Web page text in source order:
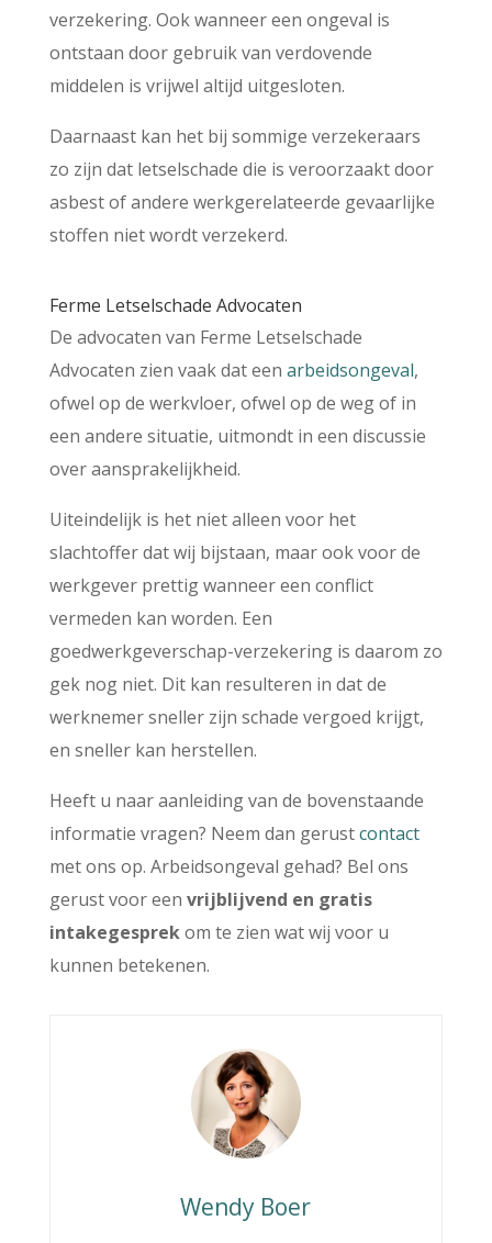
verzekering. Ook wanneer een ongeval is
ontstaan door gebruik van verdovende
middelen is vrijwel altijd uitgesloten.
Daarnaast kan het bij sommige verzekeraars
zo zijn dat letselschade die is veroorzaakt door
asbest of andere werkgerelateerde gevaarlijke
stoffen niet wordt verzekerd.
Ferme Letselschade Advocaten
De advocaten van Ferme Letselschade
Advocaten zien vaak dat een arbeidsongeval,
ofwel op de werkvloer, ofwel op de weg of in
een andere situatie, uitmondt in een discussie
over aansprakelijkheid.
Uiteindelijk is het niet alleen voor het
slachtoffer dat wij bijstaan, maar ook voor de
werkgever prettig wanneer een conflict
vermeden kan worden. Een
goedwerkgeverschap-verzekering is daarom zo
gek nog niet. Dit kan resulteren in dat de
werknemer sneller zijn schade vergoed krijgt,
en sneller kan herstellen.
Heeft u naar aanleiding van de bovenstaande
informatie vragen? Neem dan gerustcontact
met ons op. Arbeidsongeval gehad? Bel ons
gerust voor een vrijblijvend en gratis
intakegesprekom te zien wat wij voor u
kunnen betekenen.
Wendy Boer